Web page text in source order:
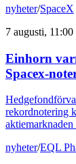
nyheter/SpaceX
7 augusti, 11:00
Einhorn
Spacex-
rekordnotering
nyheter/EQL